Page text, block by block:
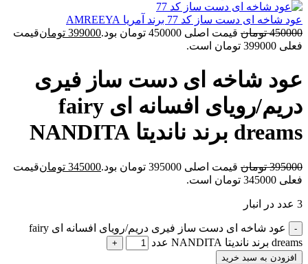
عود شاخه ای دست ساز کد 77 برند آمریا AMREEYA
450000 تومان قیمت اصلی 450000 تومان بود. 399000 تومانقیمت
فعلی 399000 تومان است.
عود شاخه ای دست ساز فیری
دریم/رویای افسانه ای fairy
dreams برند ناندیتا NANDITA
395000 تومان قیمت اصلی 395000 تومان بود. 345000 تومانقیمت
فعلی 345000 تومان است.
3 عدد در انبار
عود شاخه ای دست ساز فیری دریم/رویای افسانه ای fairy
dreams برند ناندیتا NANDITA عدد
افزودن به سبد خرید